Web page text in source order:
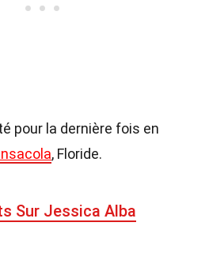
pour la dernière fois en
, Floride.
Sur Jessica Alba